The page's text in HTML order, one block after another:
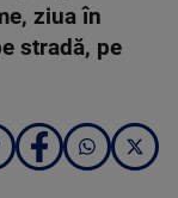
ziua în
stradă, pe